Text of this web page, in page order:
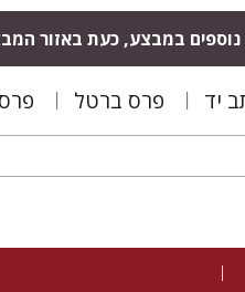
במבצע, כעת באזור
יד פרס ברטל